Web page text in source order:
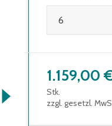
1.159,00
Stk.
zzgl. gesetzl.